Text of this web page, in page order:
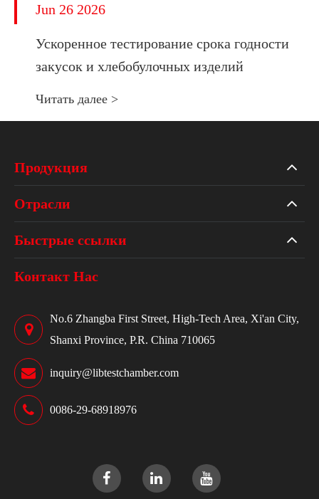
Jun 26 2026
Ускоренное тестирование срока годности
закусок и хлебобулочных изделий
Читать далее >
Продукция
Отрасли
Быстрые ссылки
Контакт Нас
No.6 Zhangba First Street, High-Tech Area, Xi'an City,
Shanxi Province, P.R. China 710065
inquiry@libtestchamber.com
0086-29-68918976